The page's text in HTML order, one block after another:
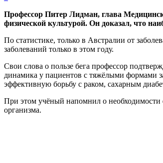
Профессор Питер Лидман, глава
физической культурой. Он доказал, что
По статистике, только в Австралии от
заболеваний только в этом году.
Свои слова о пользе бега профессор
динамика у пациентов с тяжёлыми формами
эффективную борьбу с раком, сахарным
При этом учёный напомнил о необходимости
организма.